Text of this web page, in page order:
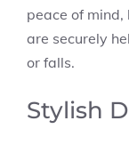
peace of
are securely
or falls.
Stylish